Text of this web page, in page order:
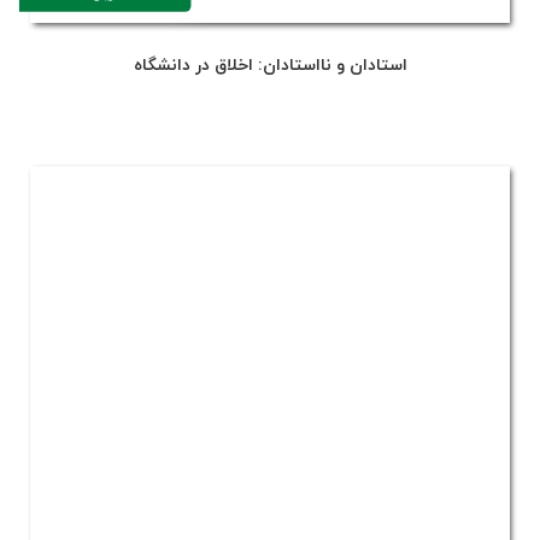
استادان و نااستادان: اخلاق در دانشگاه